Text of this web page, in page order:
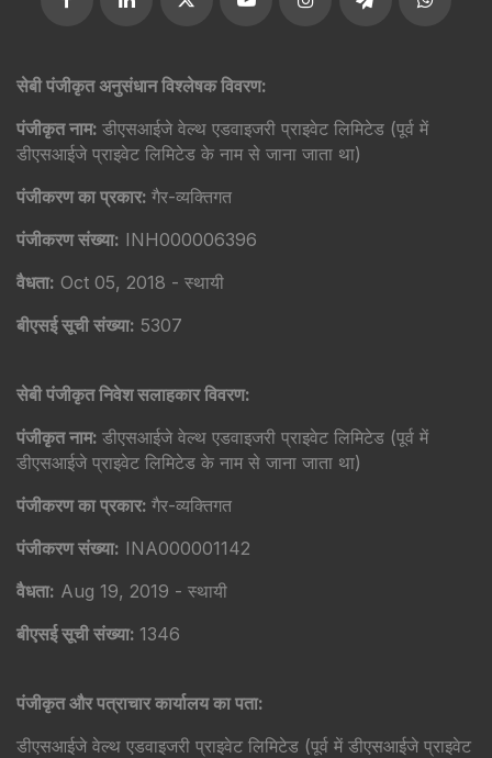
सेबी पंजीकृत अनुसंधान विश्लेषक विवरण:
पंजीकृत नाम: डीएसआईजे वेल्थ एडवाइजरी प्राइवेट लिमिटेड (पूर्व में
डीएसआईजे प्राइवेट लिमिटेड के नाम से जाना जाता था)
पंजीकरण का प्रकार: गैर-व्यक्तिगत
पंजीकरण संख्या: INH000006396
वैधता: Oct 05, 2018 - स्थायी
बीएसई सूची संख्या: 5307
सेबी पंजीकृत निवेश सलाहकार विवरण:
पंजीकृत नाम: डीएसआईजे वेल्थ एडवाइजरी प्राइवेट लिमिटेड (पूर्व में
डीएसआईजे प्राइवेट लिमिटेड के नाम से जाना जाता था)
पंजीकरण का प्रकार: गैर-व्यक्तिगत
पंजीकरण संख्या: INA000001142
वैधता: Aug 19, 2019 - स्थायी
बीएसई सूची संख्या: 1346
पंजीकृत और पत्राचार कार्यालय का पता:
डीएसआईजे वेल्थ एडवाइजरी प्राइवेट लिमिटेड (पूर्व में डीएसआईजे प्राइवेट